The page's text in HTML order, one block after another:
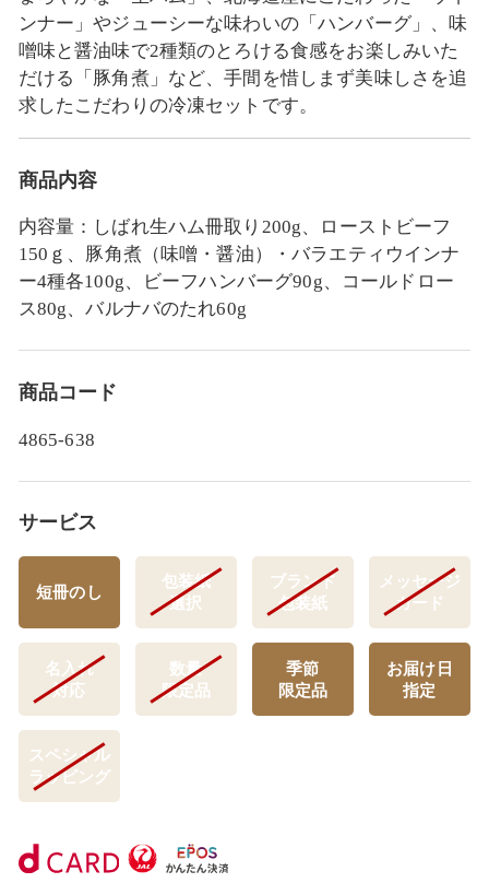
ンナー」やジューシーな味わいの「ハンバーグ」、味
噌味と醤油味で2種類のとろける食感をお楽しみいた
だける「豚角煮」など、手間を惜しまず美味しさを追
求したこだわりの冷凍セットです。
商品内容
内容量：しばれ生ハム冊取り200g、ローストビーフ
150ｇ、豚角煮（味噌・醤油）・バラエティウインナ
ー4種各100g、ビーフハンバーグ90g、コールドロー
ス80g、バルナバのたれ60g
商品コード
4865-638
サービス
短冊のし
包装紙
選択
ブランド
包装紙
メッセージ
カード
名入れ
対応
数量
限定品
季節
限定品
お届け日
指定
スペシャル
ラッピング